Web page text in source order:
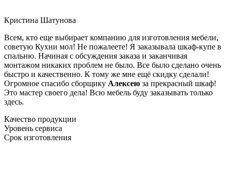
Кристина Шатунова
Всем, кто еще выбирает компанию для изготовления мебели,
советую Кухни мол! Не пожалеете! Я заказывала шкаф-купе в
спальню. Начиная с обсуждения заказа и заканчивая
монтажом никаких проблем не было. Все было сделано очень
быстро и качественно. К тому же мне ещё скидку сделали!
Огромное спасибо сборщику Алексею за прекрасный шкаф!
Это мастер своего дела! Всю мебель буду заказывать только
здесь.
Качество продукции
Уровень сервиса
Срок изготовления